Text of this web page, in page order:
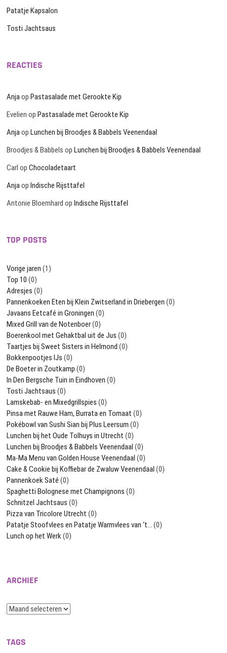
Patatje Kapsalon
Tosti Jachtsaus
REACTIES
AnjaopPastasalade met Gerookte Kip
Evelien opPastasalade met Gerookte Kip
AnjaopLunchen bij Broodjes & Babbels Veenendaal
Broodjes & Babbels opLunchen bij Broodjes & Babbels Veenendaal
Carl opChocoladetaart
AnjaopIndische Rijsttafel
Antonie Bloemhard opIndische Rijsttafel
TOP POSTS
Vorige jaren (1)
Top 10 (0)
Adresjes (0)
Pannenkoeken Eten bij Klein Zwitserland in Driebergen (0)
Javaans Eetcafé in Groningen (0)
Mixed Grill van de Notenboer(0)
Boerenkool met Gehaktbal uit de Jus (0)
Taartjes bij Sweet Sisters in Helmond (0)
Bokkenpootjes IJs (0)
De Boeter in Zoutkamp (0)
In Den Bergsche Tuin in Eindhoven (0)
Tosti Jachtsaus (0)
Lamskebab- en Mixedgrillspies (0)
Pinsa met Rauwe Ham, Burrata en Tomaat (0)
Pokébowl van Sushi Sian bij Plus Leersum (0)
Lunchen bij het Oude Tolhuys in Utrecht (0)
Lunchen bij Broodjes & Babbels Veenendaal (0)
Ma-Ma Menu van Golden House Veenendaal (0)
Cake & Cookie bij Koffiebar de Zwaluw Veenendaal (0)
Pannenkoek Saté (0)
Spaghetti Bolognese met Champignons (0)
Schnitzel Jachtsaus (0)
Pizza van Tricolore Utrecht (0)
Patatje Stoofvlees en Patatje Warmvlees van ‘t… (0)
Lunch op het Werk(0)
ARCHIEF
Archief
TAGS